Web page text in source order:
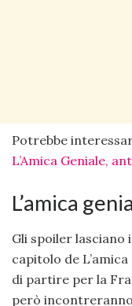
Potrebbe
L’Amica Geniale,
L’amica
Gli spoiler
capitolo de L’amica
di partire per la
però